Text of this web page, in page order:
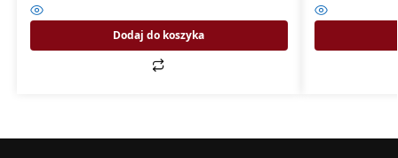
Dodaj do koszyka